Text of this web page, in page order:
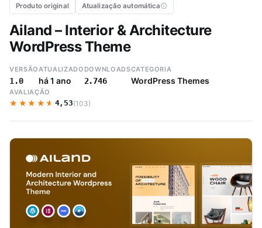
Produto original Atualização automática
Ailand – Interior & Architecture
WordPress Theme
VERSÃO
1.0
ATUALIZADO
há 1 ano
DOWNLOADS
2.746
CATEGORIA
WordPress Themes
AVALIAÇÃO
★★★★★
★★★★★ 4,53(103)